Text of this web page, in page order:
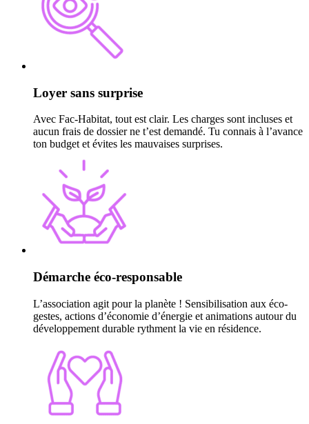
Loyer sans surprise
Avec Fac-Habitat, tout est clair. Les charges sont incluses et
aucun frais de dossier ne t’est demandé. Tu connais à l’avance
ton budget et évites les mauvaises surprises.
Démarche éco-responsable
L’association agit pour la planète ! Sensibilisation aux éco-
gestes, actions d’économie d’énergie et animations autour du
développement durable rythment la vie en résidence.